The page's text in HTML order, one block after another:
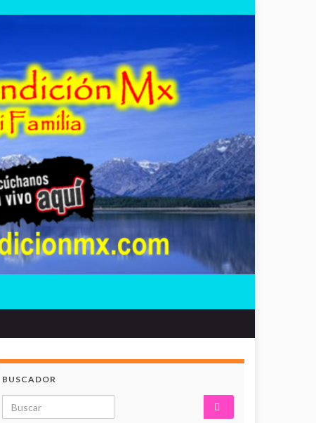
BUSCADOR
Search for: